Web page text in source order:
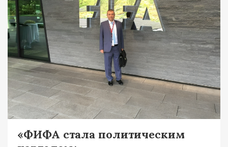
«ФИФА стала политическим